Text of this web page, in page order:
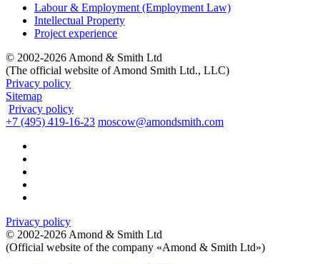
Labour & Employment (Employment Law)
Intellectual Property
Project experience
© 2002-2026 Amond & Smith Ltd
(The official website of Amond Smith Ltd., LLC)
Privacy policy
Sitemap
Privacy policy
+7 (495) 419-16-23 moscow@amondsmith.com
Privacy policy
© 2002-2026 Amond & Smith Ltd
(Official website of the company «Amond & Smith Ltd»)